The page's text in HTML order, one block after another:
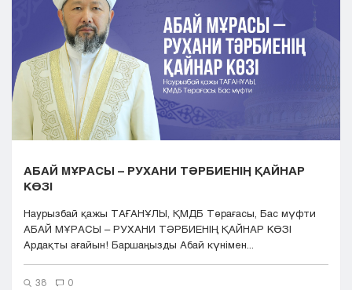
Кокшетау
Костанай
Кызылорда
Павлодар
Петропавловск
Семей
Талдыкорган
Тараз
Уральск
Усть-Каменогорск
Шымкент
АБАЙ МҰРАСЫ – РУХАНИ ТӘРБИЕНІҢ ҚАЙНАР
КӨЗІ
Наурызбай қажы ТАҒАНҰЛЫ, ҚМДБ Төрағасы, Бас мүфти
АБАЙ МҰРАСЫ – РУХАНИ ТӘРБИЕНІҢ ҚАЙНАР КӨЗІ
Ардақты ағайын! Баршаңызды Абай күнімен...
38 0